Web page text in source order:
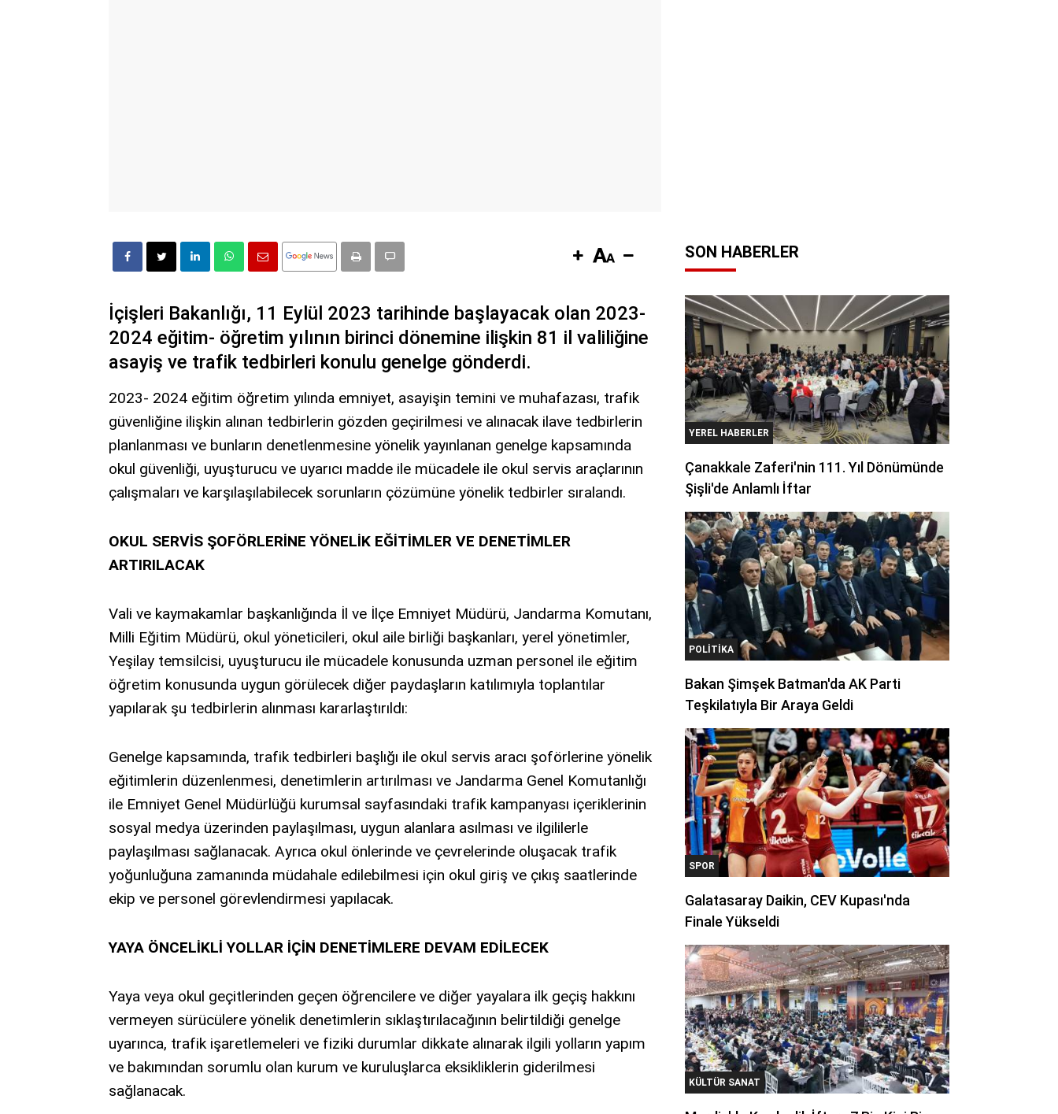
İçişleri Bakanlığı, 11 Eylül 2023 tarihinde başlayacak olan 2023-
2024 eğitim- öğretim yılının birinci dönemine ilişkin 81 il valiliğine
asayiş ve trafik tedbirleri konulu genelge gönderdi.
2023­- 2024 eğitim öğretim yılında emniyet, asayişin temini ve muhafazası, trafik
güvenliğine ilişkin alınan tedbirlerin gözden geçirilmesi ve alınacak ilave tedbirlerin
planlanması ve bunların denetlenmesine yönelik yayınlanan genelge kapsamında
okul güvenliği, uyuşturucu ve uyarıcı madde ile mücadele ile okul servis araçlarının
çalışmaları ve karşılaşılabilecek sorunların çözümüne yönelik tedbirler sıralandı.
OKUL SERVİS ŞOFÖRLERİNE YÖNELİK EĞİTİMLER VE DENETİMLER
ARTIRILACAK
Vali ve kaymakamlar başkanlığında İl ve İlçe Emniyet Müdürü, Jandarma Komutanı,
Milli Eğitim Müdürü, okul yöneticileri, okul aile birliği başkanları, yerel yönetimler,
Yeşilay temsilcisi, uyuşturucu ile mücadele konusunda uzman personel ile eğitim
öğretim konusunda uygun görülecek diğer paydaşların katılımıyla toplantılar
yapılarak şu tedbirlerin alınması kararlaştırıldı:
Genelge kapsamında, trafik tedbirleri başlığı ile okul servis aracı şoförlerine yönelik
eğitimlerin düzenlenmesi, denetimlerin artırılması ve Jandarma Genel Komutanlığı
ile Emniyet Genel Müdürlüğü kurumsal sayfasındaki trafik kampanyası içeriklerinin
sosyal medya üzerinden paylaşılması, uygun alanlara asılması ve ilgililerle
paylaşılması sağlanacak. Ayrıca okul önlerinde ve çevrelerinde oluşacak trafik
yoğunluğuna zamanında müdahale edilebilmesi için okul giriş ve çıkış saatlerinde
ekip ve personel görevlendirmesi yapılacak.
YAYA ÖNCELİKLİ YOLLAR İÇİN DENETİMLERE DEVAM EDİLECEK
Yaya veya okul geçitlerinden geçen öğrencilere ve diğer yayalara ilk geçiş hakkını
vermeyen sürücülere yönelik denetimlerin sıklaştırılacağının belirtildiği genelge
uyarınca, trafik işaretlemeleri ve fiziki durumlar dikkate alınarak ilgili yolların yapım
ve bakımından sorumlu olan kurum ve kuruluşlarca eksikliklerin giderilmesi
sağlanacak.
SON HABERLER
YEREL HABERLER
Çanakkale Zaferi'nin 111. Yıl Dönümünde
Şişli'de Anlamlı İftar
POLITIKA
Bakan Şimşek Batman'da AK Parti
Teşkilatıyla Bir Araya Geldi
SPOR
Galatasaray Daikin, CEV Kupası'nda
Finale Yükseldi
KÜLTÜR SANAT